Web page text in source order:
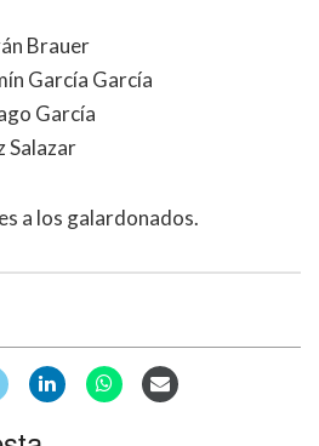
Brauer
García García
García
Salazar
a los galardonados.